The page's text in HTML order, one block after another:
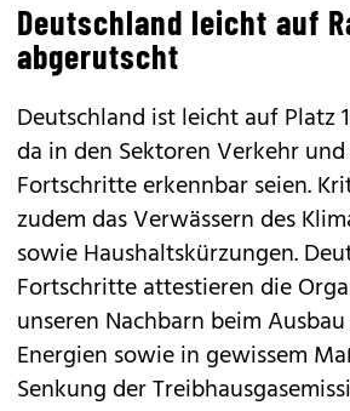
Deutschland leicht auf
abgerutscht
Deutschland ist leicht auf Platz
da in den Sektoren Verkehr
Fortschritte erkennbar seien.
zudem das Verwässern des
sowie Haushaltskürzungen.
Fortschritte attestieren die
unseren Nachbarn beim
Energien sowie in gewissem
Senkung der